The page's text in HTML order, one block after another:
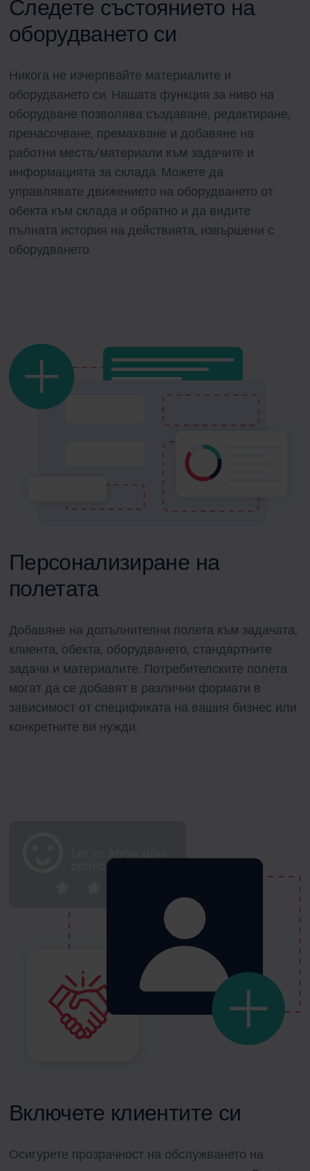
Следете състоянието на
оборудването си
Никога не изчерпвайте материалите и
оборудването си. Нашата функция за ниво на
оборудване позволява създаване, редактиране,
пренасочване, премахване и добавяне на
работни места/материали към задачите и
информацията за склада. Можете да
управлявате движението на оборудването от
обекта към склада и обратно и да видите
пълната история на действията, извършени с
оборудването.
Персонализиране на
полетата
Добавяне на допълнителни полета към задачата,
клиента, обекта, оборудването, стандартните
задачи и материалите. Потребителските полета
могат да се добавят в различни формати в
зависимост от спецификата на вашия бизнес или
конкретните ви нужди.
Включете клиентите си
Осигурете прозрачност на обслужването на